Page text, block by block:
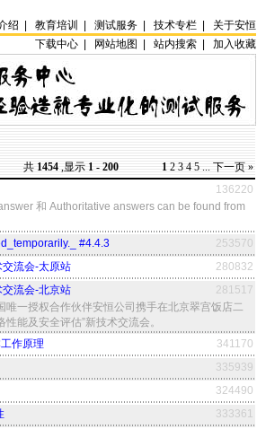
绍 教育培训 测试服务 技术专栏
关于安恒
下载中心 |
网站地图 站内搜索 加入收藏
共 1454 ,显示 1 - 200 1 2 3 4 5 ... 下一页 »
136220
和 Authoritative answers can be found from
#4.4.3
253570
流会-太原站
280832
流会-北京站
281517
唯一授权合作伙伴安恒公司携手在北京翠宫饭店二
能及安全评估”新技术交流会。
作原理
341170
335939
324490
333361